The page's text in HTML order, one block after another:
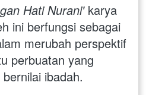
Hati Nurani' karya
ini berfungsi sebagai
merubah perspektif
perbuatan yang
ibadah.